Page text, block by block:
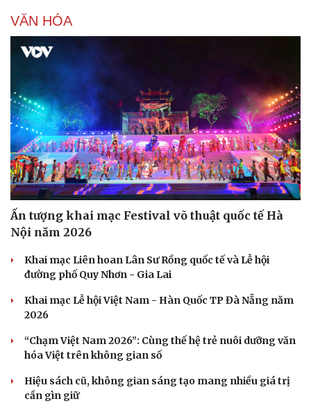
Văn học
Âm nhạc
Di sản
Sao Việt
VĂN HÓA
Ấn tượng khai mạc Festival võ thuật quốc tế Hà
Nội năm 2026
Khai mạc Liên hoan Lân Sư Rồng quốc tế và Lễ hội
đường phố Quy Nhơn - Gia Lai
Khai mạc Lễ hội Việt Nam - Hàn Quốc TP Đà Nẵng năm
2026
“Chạm Việt Nam 2026”: Cùng thế hệ trẻ nuôi dưỡng văn
hóa Việt trên không gian số
Hiệu sách cũ, không gian sáng tạo mang nhiều giá trị
cần gìn giữ